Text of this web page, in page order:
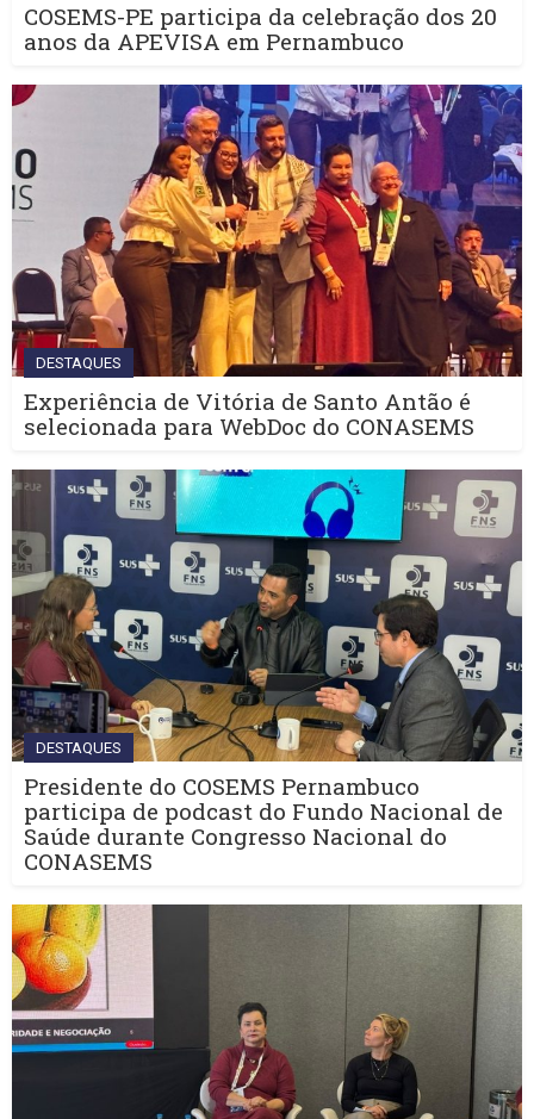
COSEMS-PE participa da celebração dos 20
anos da APEVISA em Pernambuco
DESTAQUES
Experiência de Vitória de Santo Antão é
selecionada para WebDoc do CONASEMS
DESTAQUES
Presidente do COSEMS Pernambuco
participa de podcast do Fundo Nacional de
Saúde durante Congresso Nacional do
CONASEMS